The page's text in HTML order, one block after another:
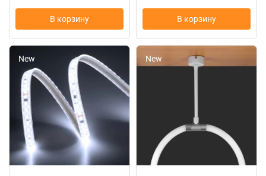
В корзину В корзину
New New